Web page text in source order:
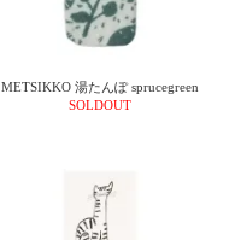
METSIKKO 湯たんぽ sprucegreen
SOLDOUT